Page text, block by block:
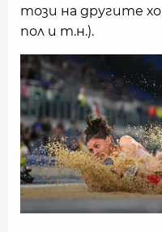
този на другите
пол и т.н.).